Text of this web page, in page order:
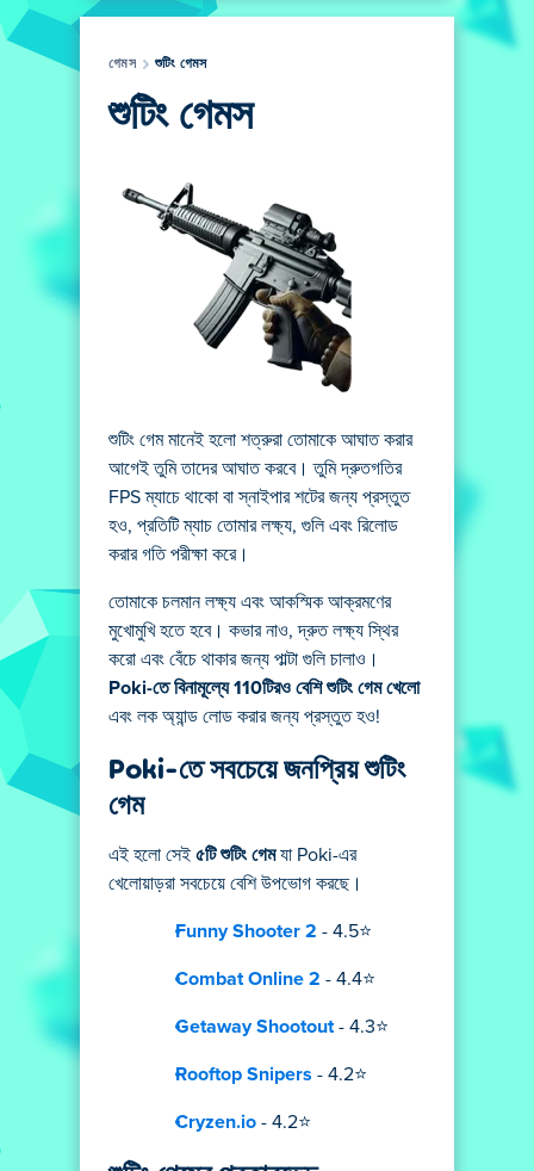
গেমস শুটিং গেমস
শুটিং গেমস
শুটিং গেম মানেই হলো শত্রুরা তোমাকে আঘাত করার
আগেই তুমি তাদের আঘাত করবে। তুমি দ্রুতগতির
FPS ম্যাচে থাকো বা স্নাইপার শটের জন্য প্রস্তুত
হও, প্রতিটি ম্যাচ তোমার লক্ষ্য, গুলি এবং রিলোড
করার গতি পরীক্ষা করে।
তোমাকে চলমান লক্ষ্য এবং আকস্মিক আক্রমণের
মুখোমুখি হতে হবে। কভার নাও, দ্রুত লক্ষ্য স্থির
করো এবং বেঁচে থাকার জন্য পাল্টা গুলি চালাও।
Poki-তে বিনামূল্যে 110টিরও বেশি শুটিং গেম খেলো
এবং লক অ্যান্ড লোড করার জন্য প্রস্তুত হও!
Poki-তে সবচেয়ে জনপ্রিয় শুটিং
গেম
এই হলো সেই ৫টি শুটিং গেমযা Poki-এর
খেলোয়াড়রা সবচেয়ে বেশি উপভোগ করছে।
Funny Shooter 2 - 4.5⭐
Combat Online 2 - 4.4⭐
Getaway Shootout - 4.3⭐
Rooftop Snipers - 4.2⭐
Cryzen.io - 4.2⭐